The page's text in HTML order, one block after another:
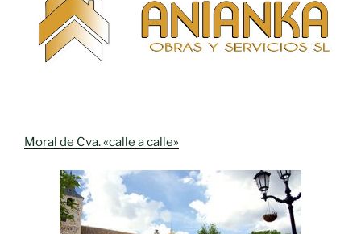
Moral de Cva. «calle a calle»